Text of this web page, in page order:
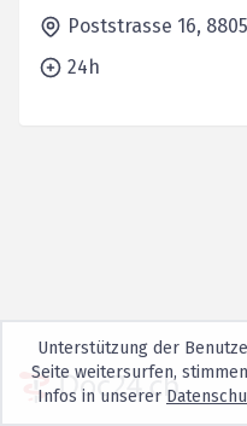
Poststrasse 16, 8805
24h
Unterstützung der
Seite weitersurfen,
Infos in unserer